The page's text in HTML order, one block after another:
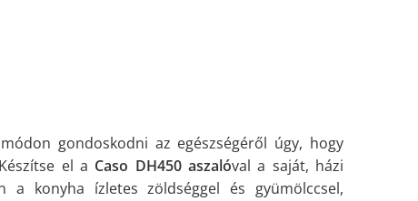
gondoskodni az egészségéről úgy, hogy
el a Caso DH450 aszalóval a saját, házi
a konyha ízletes zöldséggel és gyümölccsel,